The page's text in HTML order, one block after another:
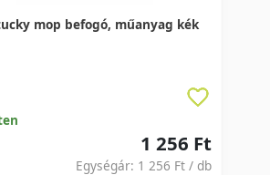
mop befogó, műanyag kék
1 256 Ft
Egységár: 1 256 Ft / db